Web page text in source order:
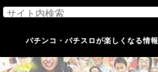
パチンコ・パチスロが楽しくなる情